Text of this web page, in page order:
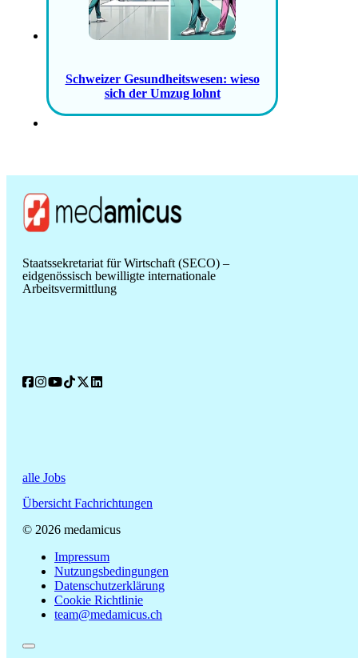
Schweizer Gesundheitswesen: wieso
sich der Umzug lohnt
Staatssekretariat für Wirtschaft (SECO) –
eidgenössisch bewilligte internationale
Arbeitsvermittlung
alle Jobs
Übersicht Fachrichtungen
© 2026 medamicus
Impressum
Nutzungsbedingungen
Datenschutzerklärung
Cookie Richtlinie
team@medamicus.ch